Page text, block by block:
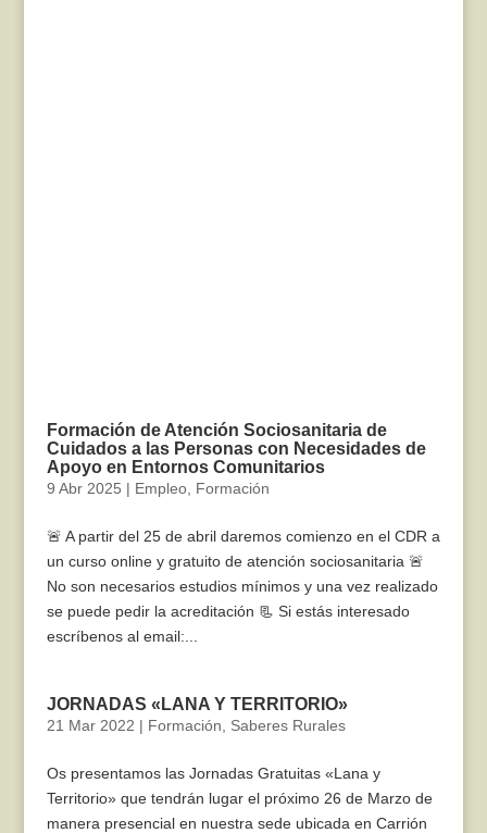
Formación de Atención Sociosanitaria de
Cuidados a las Personas con Necesidades de
Apoyo en Entornos Comunitarios
9 Abr 2025 | Empleo, Formación
🚨 A partir del 25 de abril daremos comienzo en el CDR a
un curso online y gratuito de atención sociosanitaria 🚨
No son necesarios estudios mínimos y una vez realizado
se puede pedir la acreditación 📃 Si estás interesado
escríbenos al email:...
JORNADAS «LANA Y TERRITORIO»
21 Mar 2022 | Formación Saberes Rurales
Os presentamos las Jornadas Gratuitas «Lana y
Territorio» que tendrán lugar el próximo 26 de Marzo de
manera presencial en nuestra sede ubicada en Carrión